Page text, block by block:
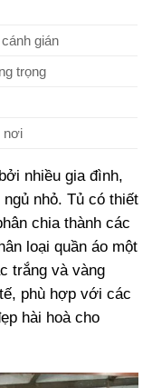
gián
trọng
nơi
nhiều gia đình,
nhỏ. Tủ có thiết
chia thành các
loại quần áo một
trắng và vàng
phù hợp với các
hài hoà cho